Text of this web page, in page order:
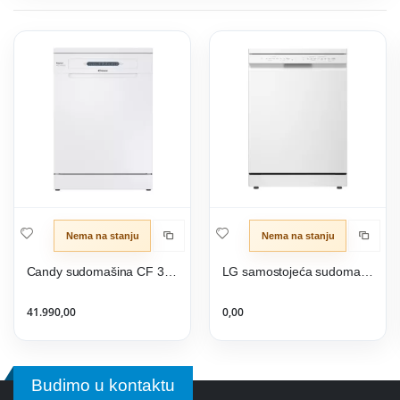
Nema na stanju
41.990,00
Nema na stanju
0,00
Budimo u kontaktu